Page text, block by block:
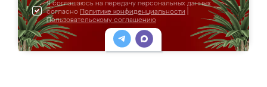
Я соглашаюсь на передачу персональных данных
согласно Политике конфиденциальности
Пользовательскому соглашению